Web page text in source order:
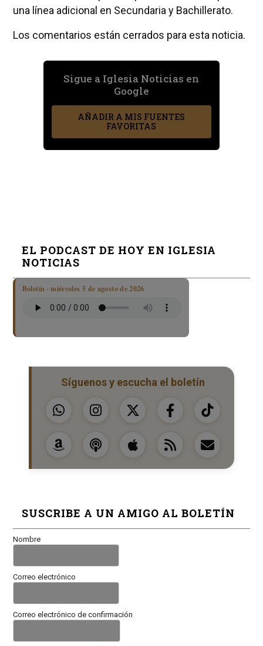
una línea adicional en Secundaria y Bachillerato.
Los comentarios están cerrados para esta noticia.
Sigue a Iglesia Noticias en
Google
AÑADIR A MIS FUENTES
FAVORITAS
EL PODCAST DE HOY EN IGLESIA
NOTICIAS
Boletín · miércoles 5 de agosto de 2026
Síguenos y escucha el boletín
SUSCRIBE A UN AMIGO AL BOLETÍN
Nombre
Correo electrónico
Correo electrónico de confirmación